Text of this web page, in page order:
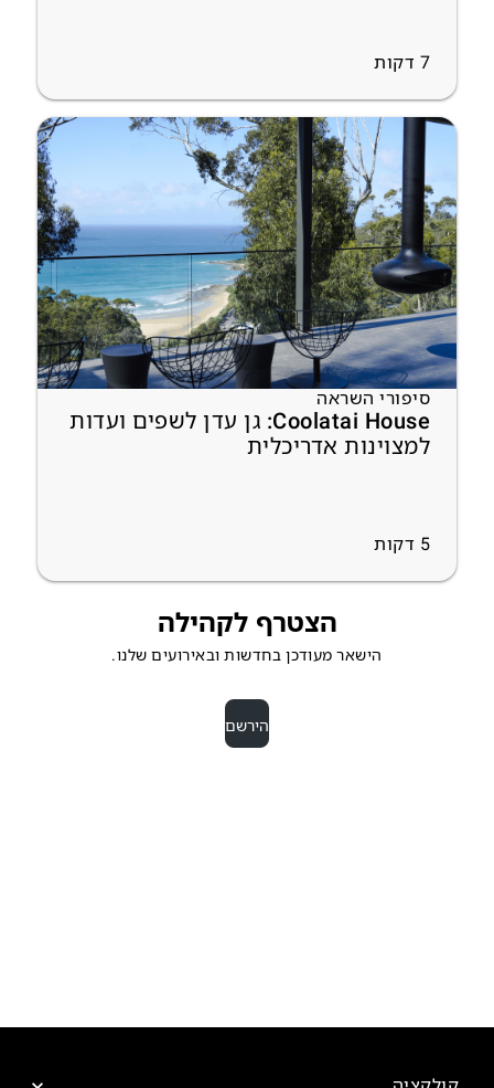
7 דקות
סיפורי השראה
Coolatai House: גן עדן לשפים ועדות
למצוינות אדריכלית
5 דקות
הצטרף לקהילה
הישאר מעודכן בחדשות ובאירועים שלנו.
הירשם